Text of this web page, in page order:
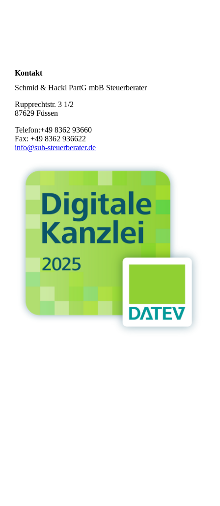
Kontakt
Schmid & Hackl PartG mbB Steuerberater
Rupprechtstr. 3 1/2
87629 Füssen
Telefon:+49 8362 93660
Fax: +49 8362 936622
info@suh-steuerberater.de